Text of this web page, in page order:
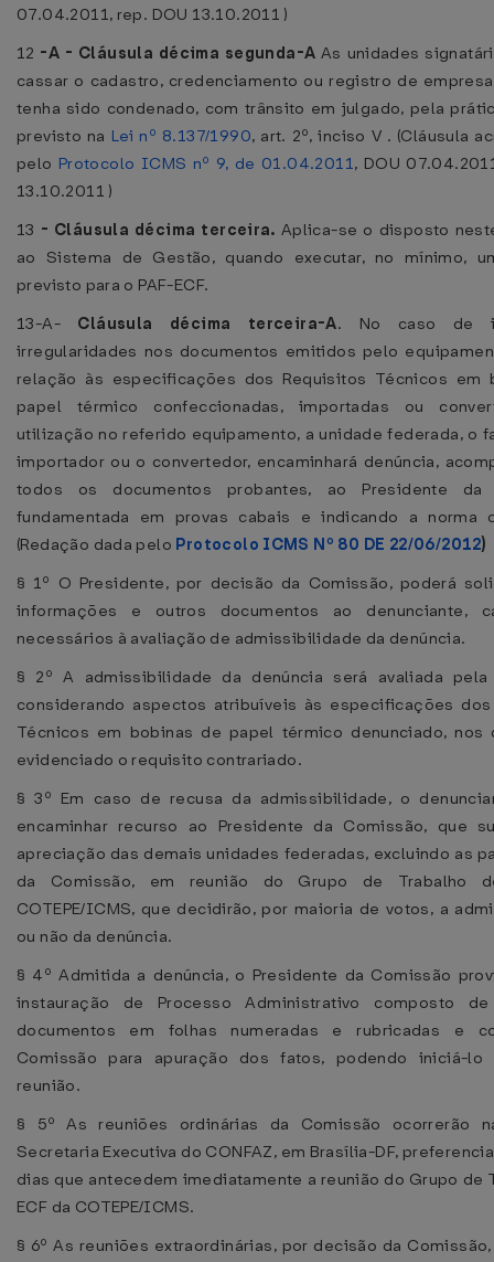
07.04.2011, rep. DOU 13.10.2011 )
12 -A - Cláusula décima segunda-AAs unidades
cassar o cadastro, credenciamento ou registro de
tenha sido condenado, com trânsito em julgado, pela
previsto na Lei nº 8.137/1990, art. 2º, inciso V . (Cláusula
pelo Protocolo ICMS nº 9, de 01.04.2011, DOU
13.10.2011 )
13 - Cláusula décima terceira. Aplica-se o disposto
ao Sistema de Gestão, quando executar, no mínimo,
previsto para o PAF-ECF.
13-A- Cláusula décima terceira-A. No caso de
irregularidades nos documentos emitidos pelo
relação às especificações dos Requisitos Técnicos em
papel térmico confeccionadas, importadas ou
utilização no referido equipamento, a unidade federada, o
importador ou o convertedor, encaminhará denúncia,
todos os documentos probantes, ao Presidente da
fundamentada em provas cabais e indicando a norma
(Redação dada pelo Protocolo ICMS Nº 80 DE 22/06/2012)
§ 1º O Presidente, por decisão da Comissão, poderá
informações e outros documentos ao denunciante,
necessários à avaliação de admissibilidade da denúncia.
§ 2º A admissibilidade da denúncia será avaliada pela
considerando aspectos atribuíveis às especificações
Técnicos em bobinas de papel térmico denunciado, nos
evidenciado o requisito contrariado.
§ 3º Em caso de recusa da admissibilidade, o
encaminhar recurso ao Presidente da Comissão, que
apreciação das demais unidades federadas, excluindo as
da Comissão, em reunião do Grupo de Trabalho
COTEPE/ICMS, que decidirão, por maioria de votos, a
ou não da denúncia.
§ 4º Admitida a denúncia, o Presidente da Comissão
instauração de Processo Administrativo composto
documentos em folhas numeradas e rubricadas e
Comissão para apuração dos fatos, podendo iniciá-lo
reunião.
§ 5º As reuniões ordinárias da Comissão ocorrerão
Secretaria Executiva do CONFAZ, em Brasília-DF,
dias que antecedem imediatamente a reunião do Grupo de
ECF da COTEPE/ICMS.
§ 6º As reuniões extraordinárias, por decisão da